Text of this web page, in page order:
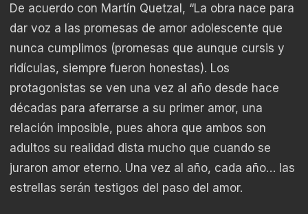
De acuerdo con Martín Quetzal, “La obra nace para
dar voz a las promesas de amor adolescente que
nunca cumplimos (promesas que aunque cursis y
ridículas, siempre fueron honestas). Los
protagonistas se ven una vez al año desde hace
décadas para aferrarse a su primer amor, una
relación imposible, pues ahora que ambos son
adultos su realidad dista mucho que cuando se
juraron amor eterno. Una vez al año, cada año… las
estrellas serán testigos del paso del amor.